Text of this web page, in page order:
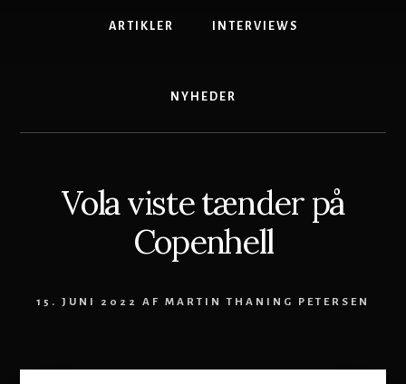
ARTIKLER INTERVIEWS
NYHEDER
Vola viste tænder på
Copenhell
15. JUNI 2022 AF MARTIN THANING PETERSEN